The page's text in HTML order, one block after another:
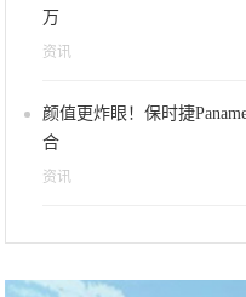
万
资讯
颜值更炸眼！保时捷
合
资讯